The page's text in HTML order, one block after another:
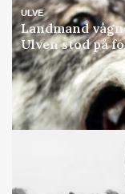
ULVE
Landmand
Ulven stod på